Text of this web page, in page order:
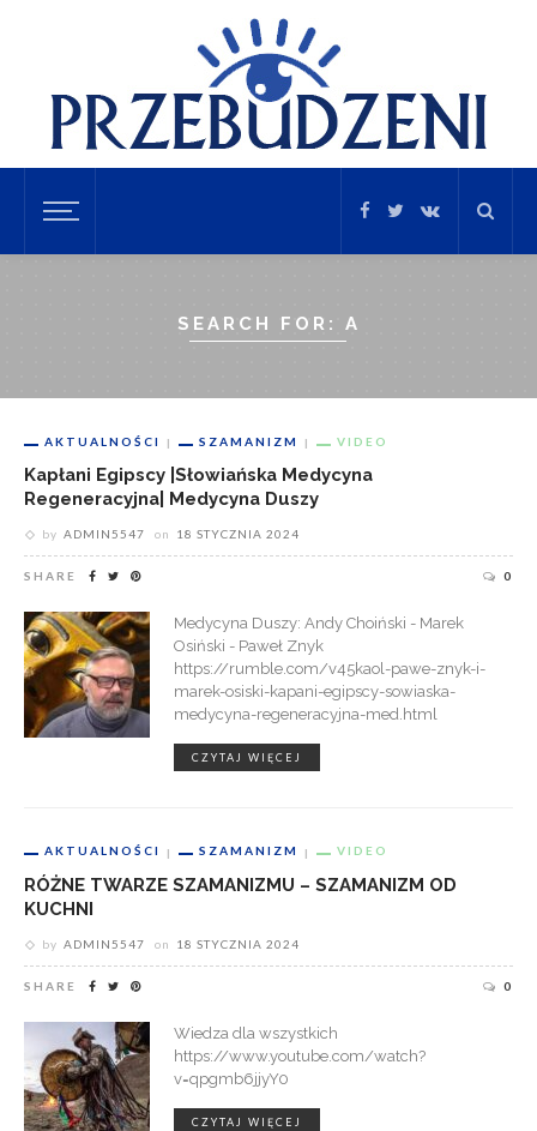
SEARCH FOR: A
AKTUALNOŚCI SZAMANIZM VIDEO
Kapłani Egipscy |Słowiańska Medycyna
Regeneracyjna| Medycyna Duszy
by ADMIN5547 on 18 STYCZNIA 2024
SHARE 0
Medycyna Duszy: Andy Choiński - Marek
Osiński - Paweł Znyk
https://rumble.com/v45kaol-pawe-znyk-i-
marek-osiski-kapani-egipscy-sowiaska-
medycyna-regeneracyjna-med.html
CZYTAJ WIĘCEJ
AKTUALNOŚCI SZAMANIZM VIDEO
RÓŻNE TWARZE SZAMANIZMU – SZAMANIZM OD
KUCHNI
by ADMIN5547 on 18 STYCZNIA 2024
SHARE 0
Wiedza dla wszystkich
https://www.youtube.com/watch?
v=qpgmb6jjyY0
CZYTAJ WIĘCEJ